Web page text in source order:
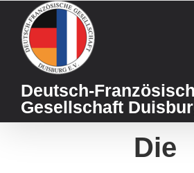
content
Deutsch-
Gesellschaft
Die